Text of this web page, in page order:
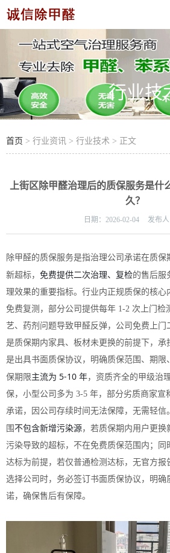
行业技
首页 > 行业资讯 > 行业技术 > 正文
上街区除甲醛治理后的质保服务是什
久？
日期： 2026-02-04 发布人
除甲醛的质保服务是指治理公司承诺在质
新超标， 免费提供二次治理、复检的售后服
理效果的重要指标。行业内正规质保的核心
免费复测，部分公司提供每年 1-2 次上门检
艺、药剂问题导致甲醛反弹，公司免费上门
是质保期内家具、板材未更换的前提下，承
是出具书面质保协议，明确质保范围、期限
保期限主流为 5-10 年，资质齐全的甲级治
保，小型公司多为 3-5 年，部分劣质商家宣
承诺，因公司存续时间无法保障，无需轻
围 不包含新增污染源，若质保期内用户更
污染导致的超标，不在免费质保范围内；同
达标为前提，若仅普通检测达标，无官方报
选择公司时，务必签订书面质保协议，明确
诺，确保售后有保障。